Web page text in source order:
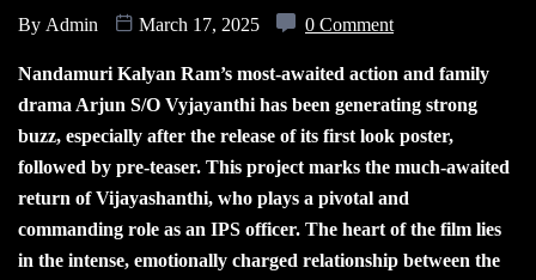
By Admin March 17, 2025 0 Comment
Nandamuri Kalyan Ram’s most-awaited action and family
drama Arjun S/O Vyjayanthi has been generating strong
buzz, especially after the release of its first look poster,
followed by pre-teaser. This project marks the much-awaited
return of Vijayashanthi, who plays a pivotal and
commanding role as an IPS officer. The heart of the film lies
in the intense, emotionally charged relationship between the